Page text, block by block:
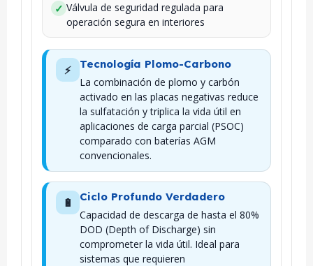
✓ Válvula de seguridad regulada para
operación segura en interiores
⚡
Tecnología Plomo-Carbono
La combinación de plomo y carbón
activado en las placas negativas reduce
la sulfatación y triplica la vida útil en
aplicaciones de carga parcial (PSOC)
comparado con baterías AGM
convencionales.
🔋
Ciclo Profundo Verdadero
Capacidad de descarga de hasta el 80%
DOD (Depth of Discharge) sin
comprometer la vida útil. Ideal para
sistemas que requieren